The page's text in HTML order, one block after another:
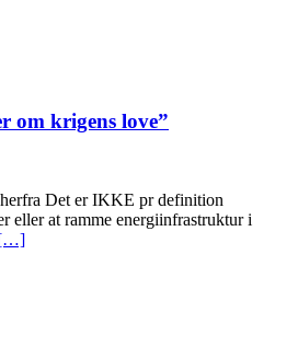
om krigens love”
Det er IKKE pr definition
eller at ramme energiinfrastruktur i